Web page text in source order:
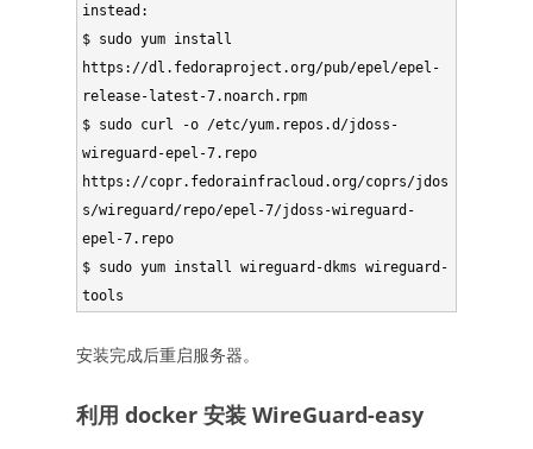
instead:
$ sudo yum install
https://dl.fedoraproject.org/pub/epel/epel-
release-latest-7.noarch.rpm
$ sudo curl -o /etc/yum.repos.d/jdoss-
wireguard-epel-7.repo
https://copr.fedorainfracloud.org/coprs/jdos
s/wireguard/repo/epel-7/jdoss-wireguard-
epel-7.repo
$ sudo yum install wireguard-dkms wireguard-
tools
安装完成后重启服务器。
利用 docker 安装 WireGuard-easy